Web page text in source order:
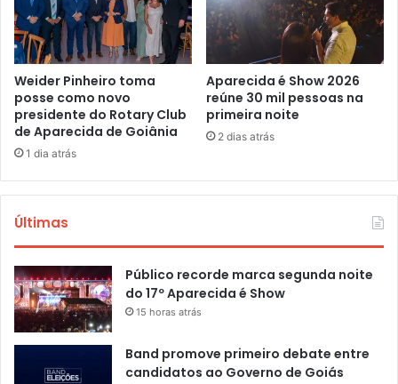
Weider Pinheiro toma
posse como novo
presidente do Rotary Club
de Aparecida de Goiânia
1 dia atrás
Aparecida é Show 2026
reúne 30 mil pessoas na
primeira noite
2 dias atrás
Últimas
Público recorde marca segunda noite
do 17º Aparecida é Show
15 horas atrás
Band promove primeiro debate entre
candidatos ao Governo de Goiás